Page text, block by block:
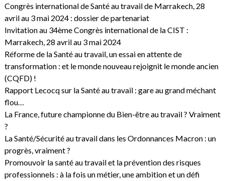
Congrès international de Santé au travail de Marrakech, 28
avril au 3 mai 2024 : dossier de partenariat
Invitation au 34ème Congrès international de la CIST :
Marrakech, 28 avril au 3 mai 2024
Réforme de la Santé au travail, un essai en attente de
transformation : et le monde nouveau rejoignit le monde ancien
(CQFD) !
Rapport Lecocq sur la Santé au travail : gare au grand méchant
flou…
La France, future championne du Bien-être au travail ? Vraiment
?
La Santé/Sécurité au travail dans les Ordonnances Macron : un
progrès, vraiment ?
Promouvoir la santé au travail et la prévention des risques
professionnels : à la fois un métier, une ambition et un défi